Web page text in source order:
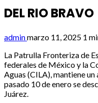
DEL RIO BRAVO
adminmarzo 11, 2025 1
La Patrulla Fronteriza de
federales de México y la
Aguas (CILA), mantiene
pasado 10 de enero se
Juárez.